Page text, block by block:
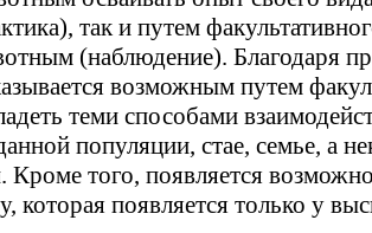
так и путем
(наблюдение). Благодаря
возможным путем
теми способами
популяции, стае, семье, а
Кроме того, появляется
которая появляется только у